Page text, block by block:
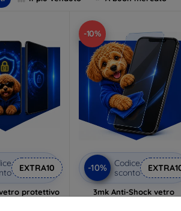
EXTRA10
protettivo
-10%
-10%
Codice
sconto
3mk Anti-Shock vetro
protettivo